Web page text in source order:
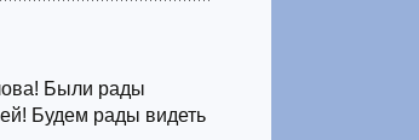
Были рады
Будем рады видеть